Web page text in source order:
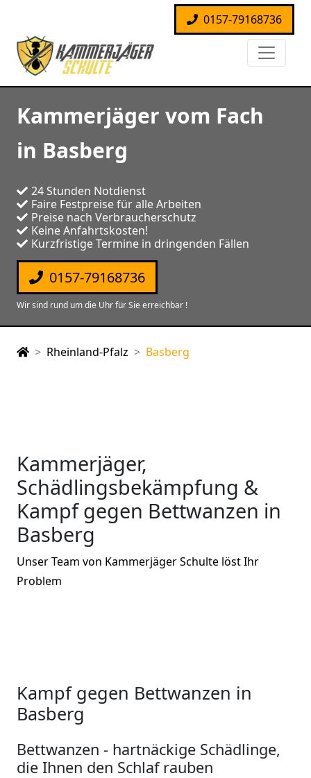
0157-79168736
Kammerjäger vom Fach
in Basberg
24 Stunden Notdienst
Faire Festpreise für alle Arbeiten
Preise nach Verbraucherschutz
Keine Anfahrtskosten!
Kurzfristige Termine in dringenden Fällen
0157-79168736
Wir sind rund um die Uhr für Sie erreichbar !
Rheinland-Pfalz Basberg
Kammerjäger,
Schädlingsbekämpfung &
Kampf gegen Bettwanzen in
Basberg
Unser Team von Kammerjäger Schulte löst Ihr
Problem
Kampf gegen Bettwanzen in
Basberg
Bettwanzen - hartnäckige Schädlinge,
die Ihnen den Schlaf rauben